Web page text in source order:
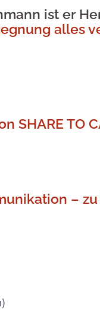
ist er
alles
SHARE TO
–